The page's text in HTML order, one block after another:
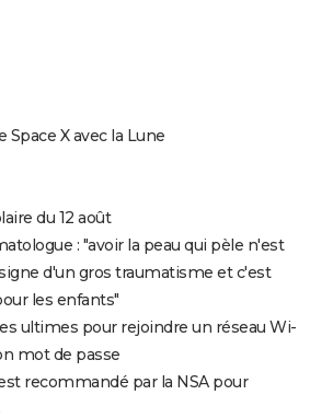
Space X avec la Lune
du 12 août
: "avoir la peau qui pèle n'est
d'un gros traumatisme et c'est
les enfants"
ultimes pour rejoindre un réseau Wi-
mot de passe
recommandé par la NSA pour